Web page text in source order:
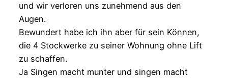
und wir verloren uns zunehmend aus den
Augen.
Bewundert habe ich ihn aber für sein Können,
die 4 Stockwerke zu seiner Wohnung ohne Lift
zu schaffen.
Ja Singen macht munter und singen macht